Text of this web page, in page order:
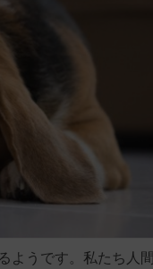
ようです。私たち人間